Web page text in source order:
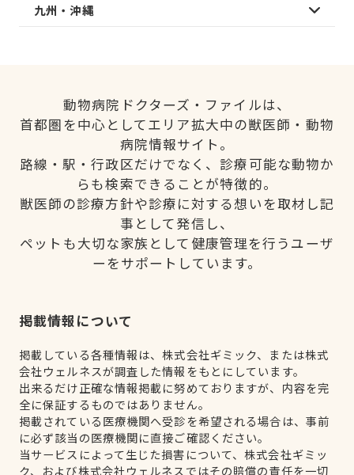
九州・沖縄
動物病院ドクターズ・ファイルは、
首都圏を中心としてエリア拡大中の獣医師・動物
病院情報サイト。
路線・駅・行政区だけでなく、診療可能な動物か
らも検索できることが特徴的。
獣医師の診療方針や診療に対する想いを取材し記
事として発信し、
ペットも大切な家族として健康管理を行うユーザ
ーをサポートしています。
掲載情報について
掲載している各種情報は、株式会社ギミック、または株式
会社ウェルネスが調査した情報をもとにしています。
出来るだけ正確な情報掲載に努めておりますが、内容を完
全に保証するものではありません。
掲載されている医療機関へ受診を希望される場合は、事前
に必ず該当の医療機関に直接ご確認ください。
当サービスによって生じた損害について、株式会社ギミッ
ク、および株式会社ウェルネスではその賠償の責任を一切